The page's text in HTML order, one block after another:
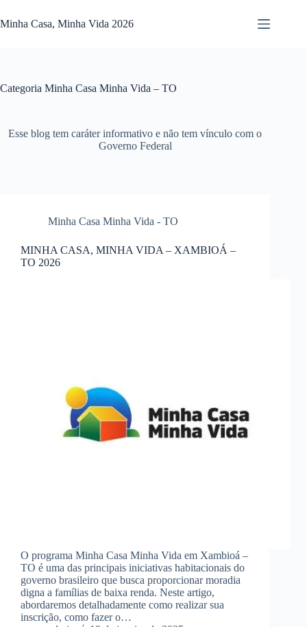
para
o
Minha Casa, Minha Vida 2026
Categoria Minha Casa Minha Vida – TO
Esse blog tem caráter informativo e não tem vínculo com o
Governo Federal
Minha Casa Minha Vida - TO
MINHA CASA, MINHA VIDA – XAMBIOÁ –
TO 2026
O programa Minha Casa Minha Vida em Xambioá –
TO é uma das principais iniciativas habitacionais do
governo brasileiro que busca proporcionar moradia
digna a famílias de baixa renda. Neste artigo,
abordaremos detalhadamente como realizar sua
inscrição, como fazer o…